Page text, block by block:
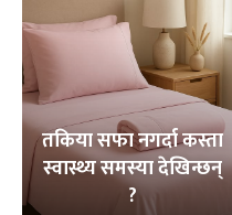
तकिया सफा नगर्दा कस्ता
स्वास्थ्य समस्या देखिन्छन्
?